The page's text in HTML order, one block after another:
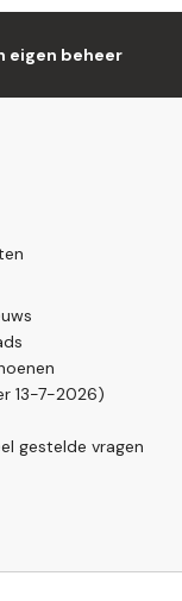
eigen beheer
13-7-2026)
gestelde vragen